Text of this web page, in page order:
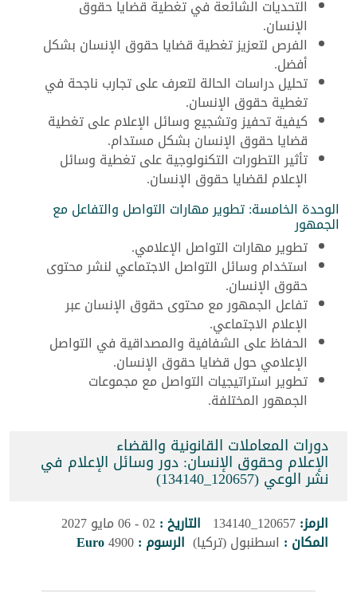
التحديات الشائعة في تغطية قضايا حقوق
الإنسان.
الفرص لتعزيز تغطية قضايا حقوق الإنسان بشكل
أفضل.
تحليل دراسات الحالة لتعرف على تجارب ناجحة في
تغطية حقوق الإنسان.
كيفية تحفيز وتشجيع وسائل الإعلام على تغطية
قضايا حقوق الإنسان بشكل مستدام.
تأثير التطورات التكنولوجية على تغطية وسائل
الإعلام لقضايا حقوق الإنسان.
الوحدة الخامسة: تطوير مهارات التواصل والتفاعل مع
الجمهور
تطوير مهارات التواصل الإعلامي.
استخدام وسائل التواصل الاجتماعي لنشر محتوى
حقوق الإنسان.
تفاعل الجمهور مع محتوى حقوق الإنسان عبر
الإعلام الاجتماعي.
الحفاظ على الشفافية والمصداقية في التواصل
الإعلامي حول قضايا حقوق الإنسان.
تطوير استراتيجيات التواصل مع مجموعات
الجمهور المختلفة.
دورات المعاملات القانونية والقضاء
الإعلام وحقوق الإنسان: دور وسائل الإعلام في
نشر الوعي (120657_134140)
الرمز:120657_134140 التاريخ : 02 - 06 مايو 2027
المكان : اسطنبول (تركيا) الرسوم :4900
Euro